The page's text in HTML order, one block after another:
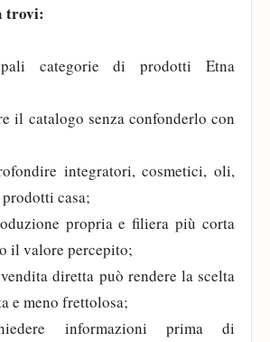
trovi:
categorie di prodotti Etna
il catalogo senza confonderlo con
integratori, cosmetici, oli,
casa;
propria e filiera più corta
il valore percepito;
diretta può rendere la scelta
e meno frettolosa;
informazioni prima di